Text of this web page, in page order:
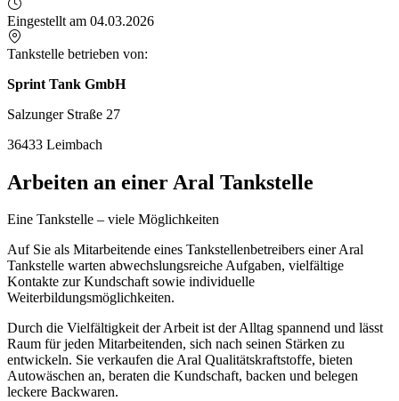
Eingestellt am 04.03.2026
Tankstelle betrieben von:
Sprint Tank GmbH
Salzunger Straße 27
36433 Leimbach
Arbeiten an einer Aral Tankstelle
Eine Tankstelle – viele Möglichkeiten
Auf Sie als Mitarbeitende eines Tankstellenbetreibers einer Aral
Tankstelle warten abwechslungsreiche Aufgaben, vielfältige
Kontakte zur Kundschaft sowie individuelle
Weiterbildungsmöglichkeiten.
Durch die Vielfältigkeit der Arbeit ist der Alltag spannend und lässt
Raum für jeden Mitarbeitenden, sich nach seinen Stärken zu
entwickeln. Sie verkaufen die Aral Qualitätskraftstoffe, bieten
Autowäschen an, beraten die Kundschaft, backen und belegen
leckere Backwaren.